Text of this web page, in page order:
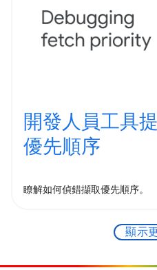
開發人員工具
優先順序
瞭解如何偵錯擷取優先順序。
顯示